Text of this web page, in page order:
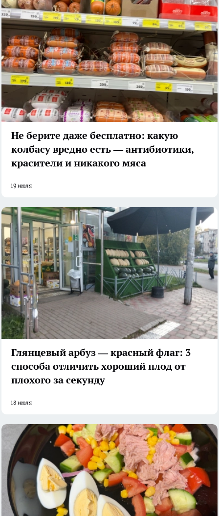
Не берите даже бесплатно: какую
колбасу вредно есть — антибиотики,
красители и никакого мяса
19 июля
Глянцевый арбуз — красный флаг: 3
способа отличить хороший плод от
плохого за секунду
18 июля